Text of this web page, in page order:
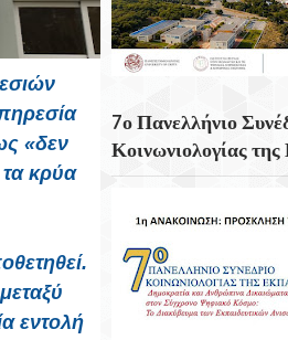
«δεν
κρύα
εντολή
Λασίθι
Η Οσάκα Από Τις
«Αφετηρίες Και
Φεστιβάλ Κρήτης Της
Αρχαιολογικός
Αρχαίας Απτέρας
Επτανήσιοι
Χριστόφορο
7ο Πανελλήνιο
Κοινωνιολογίας